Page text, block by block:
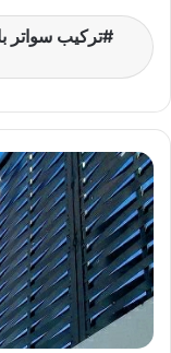
c
e
b
o
o
k
itt
er
aiتركيب سواتر